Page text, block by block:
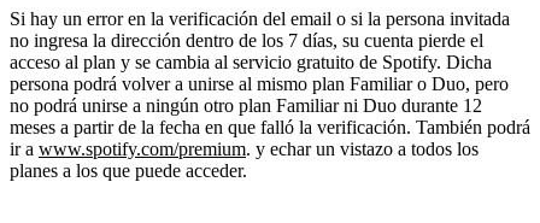
Si hay un error en la verificación del email o si la persona invitada
no ingresa la dirección dentro de los 7 días, su cuenta pierde el
acceso al plan y se cambia al servicio gratuito de Spotify. Dicha
persona podrá volver a unirse al mismo plan Familiar o Duo, pero
no podrá unirse a ningún otro plan Familiar ni Duo durante 12
meses a partir de la fecha en que falló la verificación. También podrá
ir a www.spotify.com/premium. y echar un vistazo a todos los
planes a los que puede acceder.